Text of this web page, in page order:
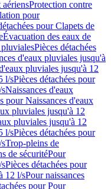
Protection contre
pour
pour Clapets de
Évacuation des eaux de
Pièces détachées
d'eaux pluviales jusqu'à
pluviales jusqu'à 12
l/sPièces détachées pour
Naissances d'eaux
pour Naissances d'eaux
pluviales jusqu'à 12
pluviales jusqu'à 12
l/sPièces détachées pour
Trop-pleins de
de sécuritéPour
Pièces détachées pour
12 l/sPour naissances
pour Pour